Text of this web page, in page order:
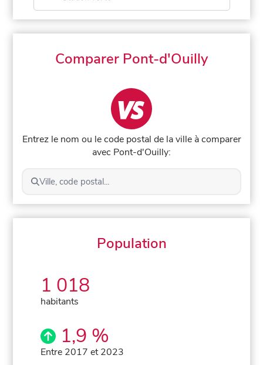
Comparer Pont-d'Ouilly
Entrez le nom ou le code postal de la ville à comparer
avec Pont-d'Ouilly:
Ville, code postal...
Population
1 018
habitants
1,9 %
Entre 2017 et 2023